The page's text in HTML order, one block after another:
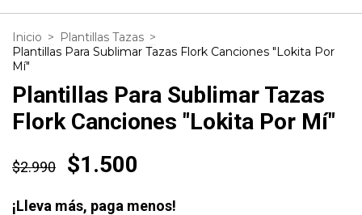
Inicio > Plantillas Tazas >
Plantillas Para Sublimar Tazas Flork Canciones "Lokita Por
Mí"
Plantillas Para Sublimar Tazas
Flork Canciones "Lokita Por Mí"
$2.990 $1.500
¡Lleva más, paga menos!